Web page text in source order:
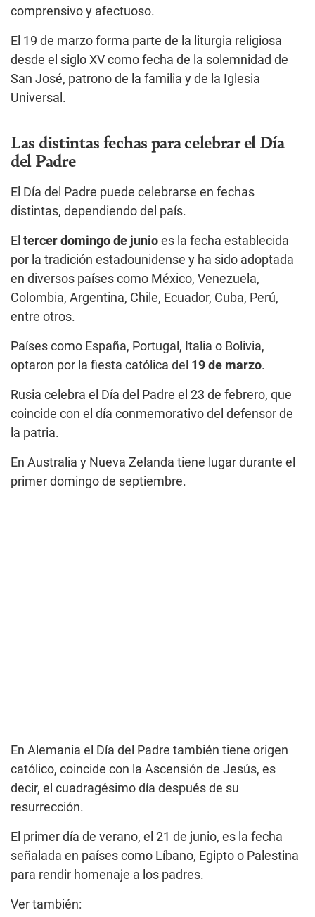
comprensivo y afectuoso.
El 19 de marzo forma parte de la liturgia religiosa
desde el siglo XV como fecha de la solemnidad de
San José, patrono de la familia y de la Iglesia
Universal.
Las distintas fechas para celebrar el Día
del Padre
El Día del Padre puede celebrarse en fechas
distintas, dependiendo del país.
El tercer domingo de junio es la fecha establecida
por la tradición estadounidense y ha sido adoptada
en diversos países como México, Venezuela,
Colombia, Argentina, Chile, Ecuador, Cuba, Perú,
entre otros.
Países como España, Portugal, Italia o Bolivia,
optaron por la fiesta católica del 19 de marzo.
Rusia celebra el Día del Padre el 23 de febrero, que
coincide con el día conmemorativo del defensor de
la patria.
En Australia y Nueva Zelanda tiene lugar durante el
primer domingo de septiembre.
En Alemania el Día del Padre también tiene origen
católico, coincide con la Ascensión de Jesús, es
decir, el cuadragésimo día después de su
resurrección.
El primer día de verano, el 21 de junio, es la fecha
señalada en países como Líbano, Egipto o Palestina
para rendir homenaje a los padres.
Ver también: